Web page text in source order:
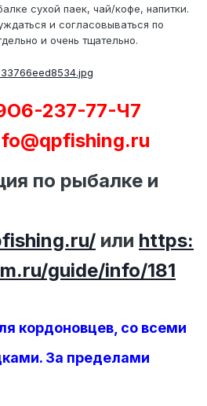
сухой паек, чай/кофе, напитки.
и согласовываться по
и очень тщательно.
2З7-77-Ч7
по рыбалке и
или https:
guide/info/181
кордоновцев, со всеми
За пределами